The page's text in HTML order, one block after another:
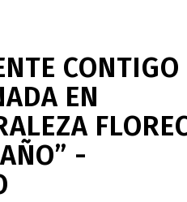
CONTIGO
EN
-